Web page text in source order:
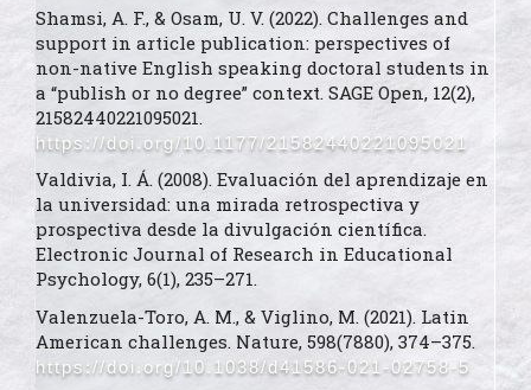
Shamsi, A. F., & Osam, U. V. (2022). Challenges and
support in article publication: perspectives of
non-native English speaking doctoral students in
a “publish or no degree” context. SAGE Open, 12(2),
21582440221095021.
https://doi.org/10.1177/21582440221095021
Valdivia, I. Á. (2008). Evaluación del aprendizaje en
la universidad: una mirada retrospectiva y
prospectiva desde la divulgación científica.
Electronic Journal of Research in Educational
Psychology, 6(1), 235–271.
Valenzuela-Toro, A. M., & Viglino, M. (2021). Latin
American challenges. Nature, 598(7880), 374–375.
https://doi.org/10.1038/d41586-021-02758-5